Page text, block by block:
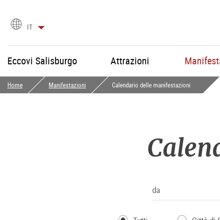
Scegli
lingua
IT
Eccovi Salisburgo Attrazioni
Home Manifestazioni Calendario delle manifestazioni
da